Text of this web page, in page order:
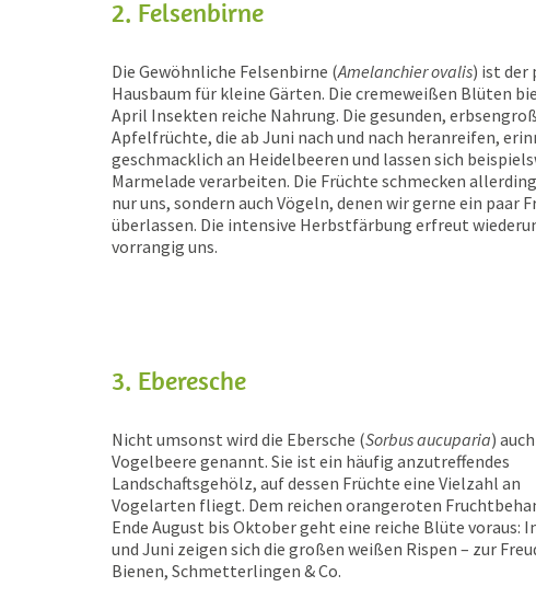
2. Felsenbirne
Die Gewöhnliche Felsenbirne (Amelanchier ovalis) ist der
Hausbaum für kleine Gärten. Die cremeweißen Blüten
April Insekten reiche Nahrung. Die gesunden,
Apfelfrüchte, die ab Juni nach und nach heranreifen,
geschmacklich an Heidelbeeren und lassen sich
Marmelade verarbeiten. Die Früchte schmecken
nur uns, sondern auch Vögeln, denen wir gerne ein paar
überlassen. Die intensive Herbstfärbung erfreut
vorrangig uns.
3. Eberesche
Nicht umsonst wird die Ebersche (Sorbus aucuparia) auch
Vogelbeere genannt. Sie ist ein häufig anzutreffendes
Landschaftsgehölz, auf dessen Früchte eine Vielzahl an
Vogelarten fliegt. Dem reichen orangeroten
Ende August bis Oktober geht eine reiche Blüte voraus:
und Juni zeigen sich die großen weißen Rispen – zur
Bienen, Schmetterlingen & Co.